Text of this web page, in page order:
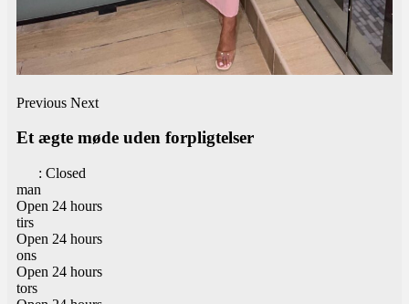
Previous Next
Et ægte møde uden forpligtelser
: Closed
man
Open 24 hours
tirs
Open 24 hours
ons
Open 24 hours
tors